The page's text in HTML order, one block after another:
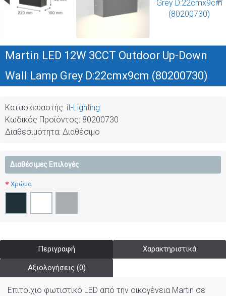
Martin LED 12W 3CCT Outdoor Up-Down
Wall Lamp Grey D:22cmx9cm (80200730)
Κατασκευαστής: it-Lighting
Κωδικός Προϊόντος: 80200730
Διαθεσιμότητα: Διαθέσιμο
Διαθέσιμες Επιλογές
Χρώμα
Περιγραφή Χαρακτηριστικά
Αξιολογήσεις (0)
Επιτοίχιο φωτιστικό LED από την οικογένεια Martin σε